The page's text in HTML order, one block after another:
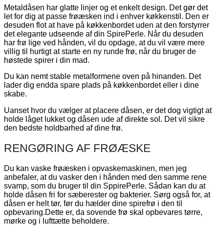
Metaldåsen har glatte linjer og et enkelt design. Det gør det
let for dig at passe frøæsken ind i enhver køkkenstil. Den er
desuden flot at have på køkkenbordet uden at den forstyrrer
det elegante udseende af din SpirePerle. Når du desuden
har frø lige ved hånden, vil du opdage, at du vil være mere
villig til hurtigt at starte en ny runde frø, når du bruger de
høstede spirer i din mad.
Du kan nemt stable metalformene oven på hinanden. Det
lader dig endda spare plads på køkkenbordet eller i dine
skabe.
Uanset hvor du vælger at placere dåsen, er det dog vigtigt at
holde låget lukket og dåsen ude af direkte sol. Det vil sikre
den bedste holdbarhed af dine frø.
RENGØRING AF FRØÆSKE
Du kan vaske frøæsken i opvaskemaskinen, men jeg
anbefaler, at du vasker den i hånden med den samme rene
svamp, som du bruger til din SppirePerle. Sådan kan du at
holde dåsen fri for sæberester og bakterier. Sørg også for, at
dåsen er helt tør, før du hælder dine spirefrø i den til
opbevaring.Dette er, da sovende frø skal opbevares tørre,
mørke og i lufttætte beholdere.